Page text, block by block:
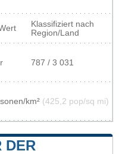
Klassifiziert nach
Region/Land
787 / 3 031
km² (425,2 pop/sq mi)
DER